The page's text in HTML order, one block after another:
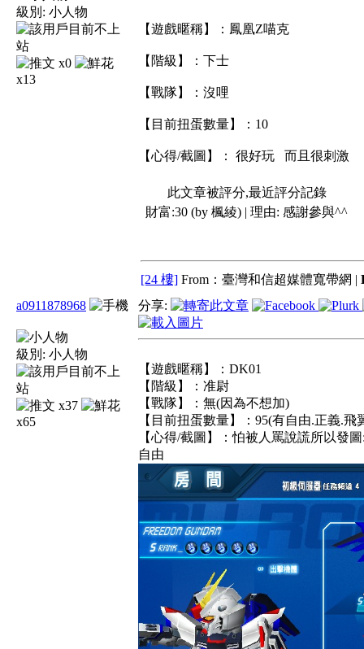
級別: 小人物
x0
x13
【遊戲暱稱】：鳳凰Z喵克
【階級】：下士
【戰隊】：沒哩
【目前扭蛋數量】：10
【心得/截圖】： 很好玩 而且很刺
此文章被評分,最近評分記錄
財富:30 (by 楓綾) | 理由: 感謝參與^^
[24 樓] From：臺灣和信超媒體寬帶網 |
a0911878968
級別: 小人物
x37
x65
分享:
【遊戲暱稱】：DK01
【階級】：准尉
【戰隊】：無(因為不想加)
【目前扭蛋數量】：95(有自由.正義.
【心得/截圖】：怕被人罵說謊所以發
自由